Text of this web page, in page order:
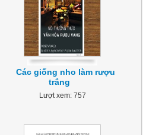
Các giống nho làm rượu
trắng
Lượt xem: 757